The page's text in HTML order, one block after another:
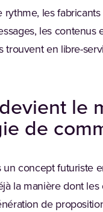
rythme, les
les
trouvent en libre-
devient
de
un concept
la manière dont
de